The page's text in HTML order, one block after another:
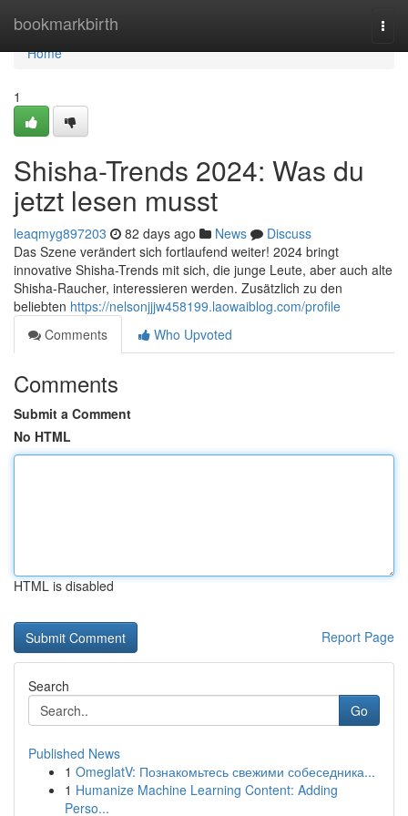
bookmarkbirth
Home
Home
1
Shisha-Trends 2024: Was du
jetzt lesen musst
leaqmyg897203 82 days ago News
Discuss
Das Szene verändert sich fortlaufend weiter! 2024 bringt
innovative Shisha-Trends mit sich, die junge Leute, aber auch alte
Shisha-Raucher, interessieren werden. Zusätzlich zu den
beliebten https://nelsonjjjw458199.laowaiblog.com/profile
Comments
Who Upvoted
Comments
Submit a Comment
No HTML
HTML is disabled
Report Page
Search
Go
Published News
1 OmeglatV: Познакомьтесь свежими собеседника...
1 Humanize Machine Learning Content: Adding
Perso...